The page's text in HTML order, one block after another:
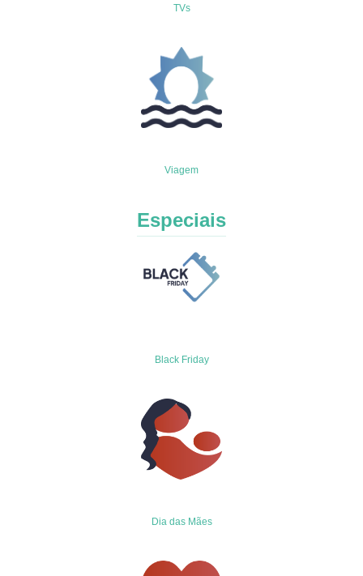
TVs
Viagem
Especiais
Black Friday
Dia das Mães